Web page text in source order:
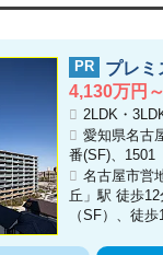
プレミ
4,130万円
2LDK・
愛知県名古
番(SF)、1501
名古屋市営
丘」駅 徒歩
（SF）、徒歩